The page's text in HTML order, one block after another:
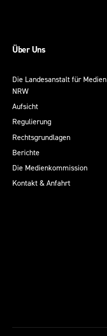
Über Uns
Die Landesanstalt für Medien
NRW
Aufsicht
Regulierung
Rechtsgrundlagen
Berichte
Die Medienkommission
Kontakt & Anfahrt